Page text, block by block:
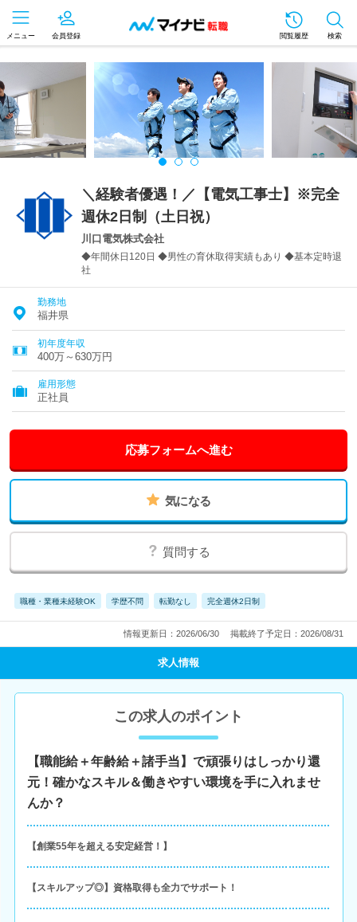
メニュー 会員登録 閲覧履歴 検索
＼経験者優遇！／【電気工事士】※完全
週休2日制（土日祝）
川口電気株式会社
◆年間休日120日 ◆男性の育休取得実績もあり ◆基本定時退
社
勤務地
福井県
初年度年収
400万～630万円
雇用形態
正社員
応募フォームへ進む
気になる
質問する
職種・業種未経験OK 学歴不問 転勤なし 完全週休2日制
情報更新日：2026/06/30 掲載終了予定日：2026/08/31
求人情報
この求人のポイント
【職能給＋年齢給＋諸手当】で頑張りはしっかり還
元！確かなスキル＆働きやすい環境を手に入れませ
んか？
【創業55年を超える安定経営！】
【スキルアップ◎】資格取得も全力でサポート！